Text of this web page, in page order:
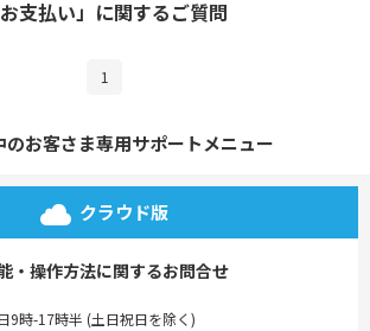
お支払い」に関するご質問
1
のお客さま専用サポートメニュー
クラウド版
・操作方法に関するお問合せ
9時-17時半 (土日祝日を除く)